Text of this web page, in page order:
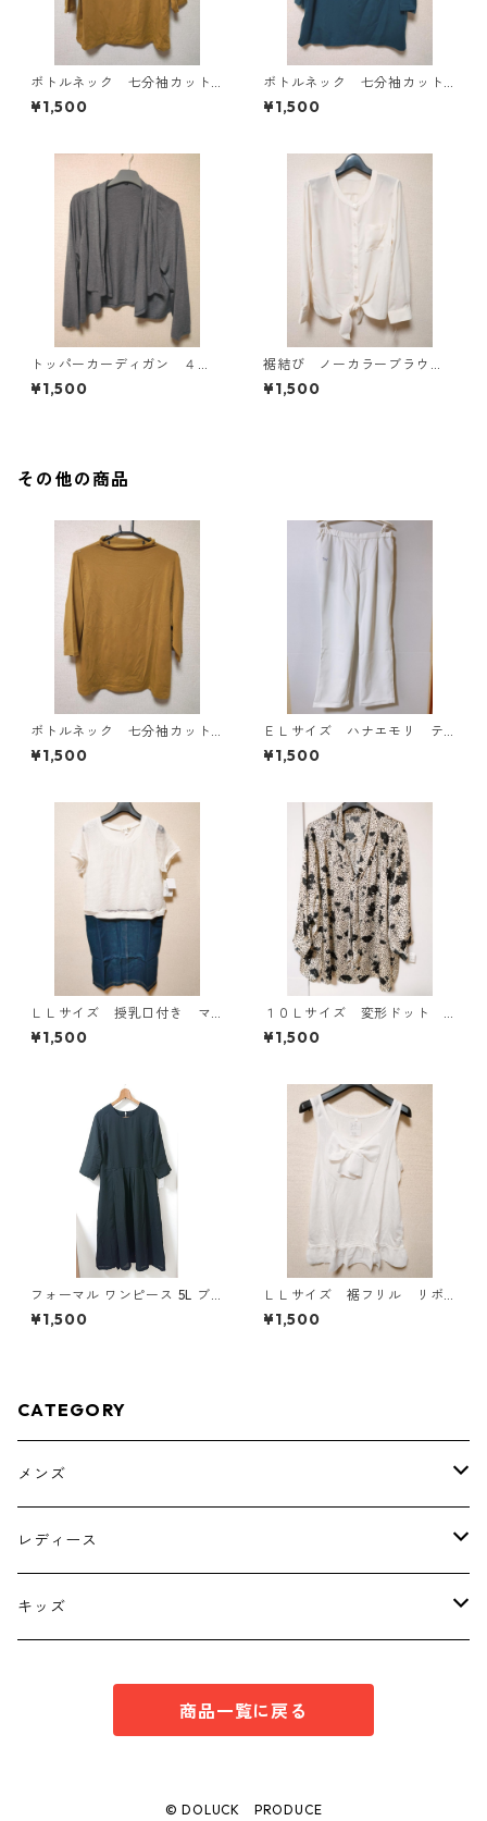
ボトルネック 七分袖カット
ソー ４Ｌ マスタード KA
E-4816
¥1,500
ボトルネック 七分袖カット
ソー ４Ｌ ティールグリー
ン KAE-4815
¥1,500
トッパーカーディガン ４
Ｌ グレー KAE-4814
¥1,500
裾結び ノーカラーブラウ
ス ３Ｌ アイボリー KAE-
4813
¥1,500
その他の商品
ボトルネック 七分袖カット
ソー ４Ｌ マスタード KA
E-4817
¥1,500
ＥＬサイズ ハナエモリ テ
ーパードパンツ ナース ホ
ワイト KAE-4159
¥1,500
ＬＬサイズ 授乳口付き マ
タニティ ドッキングワンピ
ース ホワイト×ブルー KAE
¥1,500
１０Ｌサイズ 変形ドット
花柄 ボウタイブラウス オ
フホワイト KAE-4776
¥1,500
フォーマル ワンピース 5L ブ
ラック ◆KIY-1300◆
¥1,500
ＬＬサイズ 裾フリル リボ
ン付きタンクトップ オフホ
ワイト KAE-4781
¥1,500
CATEGORY
メンズ
トップス
ボトムス
レディース
トップス
キッズ
商品一覧に戻る
© DOLUCK PRODUCE